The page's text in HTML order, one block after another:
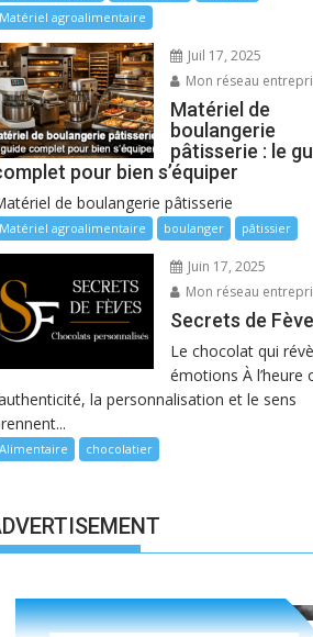
Matériel agroalimentaire
Juil 17, 2025
Mon réseau
Matériel de
boulangerie
pâtisserie : le
pour bien s’équiper
de boulangerie pâtisserie
Matériel agroalimentaire boulanger pâtissier
Juin 17, 2025
Mon réseau
Secrets de
Le chocolat qui
émotions À l’heure
la personnalisation et le sens
Alimentaire chocolatier